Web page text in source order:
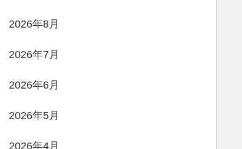
2026年8月
2026年7月
2026年6月
2026年5月
2026年4月